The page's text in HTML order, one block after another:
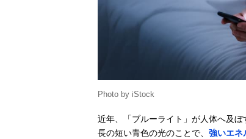
Photo by iStock
近年、「ブルーライト」が人体へ及
長の短い青色の光のことで、 強いエネ